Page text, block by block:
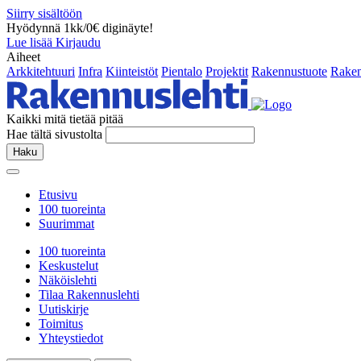
Siirry sisältöön
Hyödynnä 1kk/0€ diginäyte!
Lue lisää Kirjaudu
Aiheet
Arkkitehtuuri Infra Kiinteistöt Pientalo Projektit Rakennustuote
Kaikki mitä tietää pitää
Hae tältä sivustolta
Haku
Etusivu
100 tuoreinta
Suurimmat
100 tuoreinta
Keskustelut
Näköislehti
Tilaa Rakennuslehti
Uutiskirje
Toimitus
Yhteystiedot